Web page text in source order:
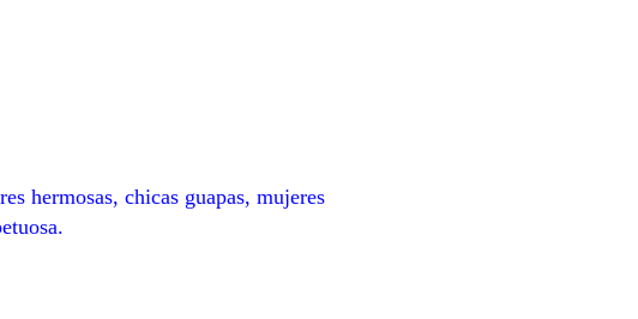
hermosas, chicas guapas, mujeres